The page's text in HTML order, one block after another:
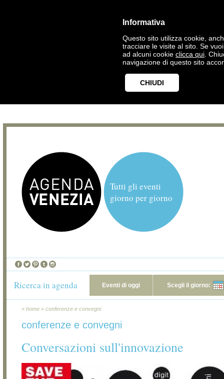
Informativa
Questo sito utilizza cookie,
tracciare le visite al sito. Se
ad alcuni cookie clicca qui .
navigazione di questo sito
CHIUDI
Tutti gli eventi
giorno per giorno
Ricerca in agenda Eventi di oggi Scegli il giorno:
» home » conferenze e convegni
conferenze e convegni
Conversazioni sull'innovazione